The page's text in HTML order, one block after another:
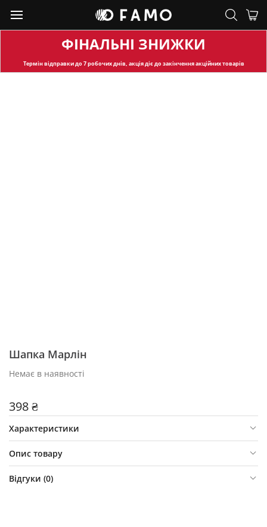
ФІНАЛЬНІ ЗНИЖКИ
Термін відправкидо 7 робочих днів, акція діє до закінчення акційних товарів
Шапка Марлін
Немає в наявності
398 ₴
Характеристики
Опис товару
Відгуки (0)